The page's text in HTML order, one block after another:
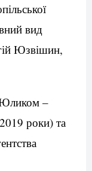
вид
Юзвішин,
Юликом –
роки) та